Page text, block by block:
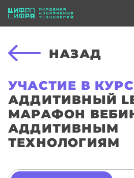
НАЗАД
УЧАСТИЕ В
АДДИТИВНЫЙ
МАРАФОН
АДДИТИВНЫМ
ТЕХНОЛОГИЯМ